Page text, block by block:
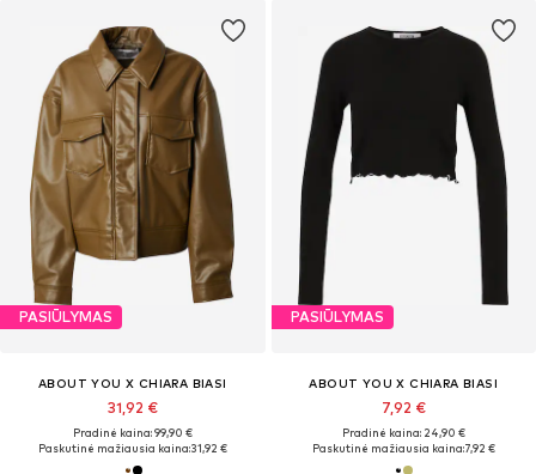
PASIŪLYMAS
ABOUT YOU X CHIARA BIASI
31,92 €
Pradinė kaina: 99,90 €
Paskutinė mažiausia kaina:31,92 €
PASIŪLYMAS
ABOUT YOU X CHIARA BIASI
7,92 €
Pradinė kaina: 24,90 €
Paskutinė mažiausia kaina:7,92 €